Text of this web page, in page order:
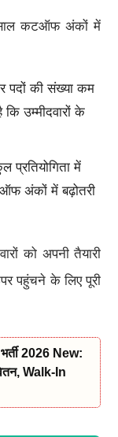
साल कटऑफ अंकों में
पदों की संख्या कम
उम्मीदवारों के
प्रतियोगिता में
अंकों में बढ़ोतरी
को अपनी तैयारी
पहुंचने के लिए पूरी
2026 New:
Walk-In